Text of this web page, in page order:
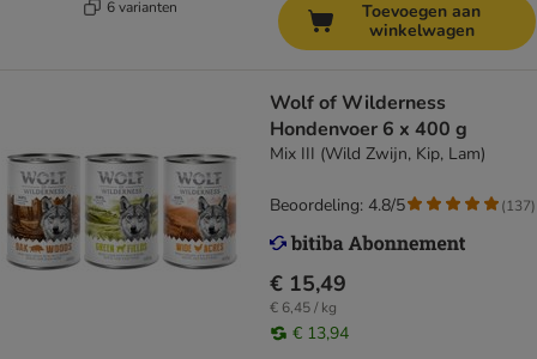
6 varianten
Toevoegen aan
winkelwagen
Wolf of Wilderness
Hondenvoer 6 x 400 g
Mix III (Wild Zwijn, Kip, Lam)
€ 15,49
€ 6,45 / kg
€ 13,94
Beoordeling: 4.8/5 (137)